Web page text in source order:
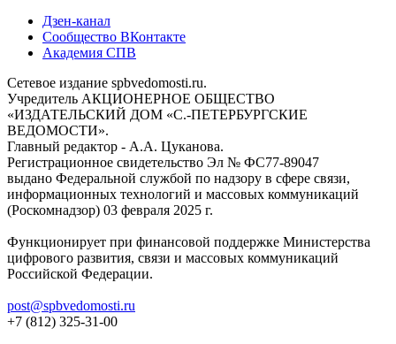
Дзен-канал
Сообщество ВКонтакте
Академия СПВ
Сетевое издание spbvedomosti.ru.
Учредитель АКЦИОНЕРНОЕ ОБЩЕСТВО
«ИЗДАТЕЛЬСКИЙ ДОМ «С.-ПЕТЕРБУРГСКИЕ
ВЕДОМОСТИ».
Главный редактор - А.А. Цуканова.
Регистрационное свидетельство Эл № ФС77-89047
выдано Федеральной службой по надзору в сфере связи,
информационных технологий и массовых коммуникаций
(Роскомнадзор) 03 февраля 2025 г.
Функционирует при финансовой поддержке Министерства
цифрового развития, связи и массовых коммуникаций
Российской Федерации.
post@spbvedomosti.ru
+7 (812) 325-31-00